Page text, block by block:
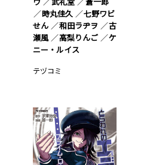
時丸佳久
七野ワビ
せん
和田ラヂヲ
古
瀬風
高梨りんご
ケ
ニー・ルイス
テヅコミ